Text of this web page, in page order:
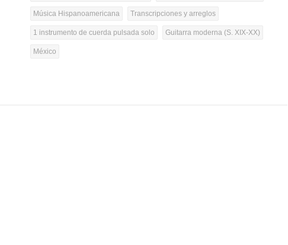
Música Hispanoamericana Transcripciones y arreglos
1 instrumento de cuerda pulsada solo Guitarra moderna (S. XIX-XX)
México